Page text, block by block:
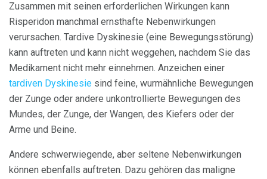
Zusammen mit seinen erforderlichen Wirkungen kann
Risperidon manchmal ernsthafte Nebenwirkungen
verursachen. Tardive Dyskinesie (eine Bewegungsstörung)
kann auftreten und kann nicht weggehen, nachdem Sie das
Medikament nicht mehr einnehmen. Anzeichen einer
tardiven Dyskinesie sind feine, wurmähnliche Bewegungen
der Zunge oder andere unkontrollierte Bewegungen des
Mundes, der Zunge, der Wangen, des Kiefers oder der
Arme und Beine.
Andere schwerwiegende, aber seltene Nebenwirkungen
können ebenfalls auftreten. Dazu gehören das maligne